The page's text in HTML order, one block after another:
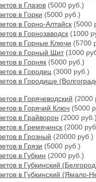
в Глазов (5000 руб.)
в Горки (5000 руб.)
в Горно-Алтайск (5000
в Горнозаводск (1000
в Горные Ключи (5700
в Горный Щит(1000
в Горняк (5000 руб.)
в Городец (3000 руб.)
в Городище
в Горячеводский (2000
в Горячий Ключ (5000
в Грайворон (2000 руб.)
в Гремячинск (2000
в Грозный (20000 руб.)
в Грязи (5000 руб.)
в Губкин (2000 руб.)
в Губкинский
в Губкинский (Ямало-